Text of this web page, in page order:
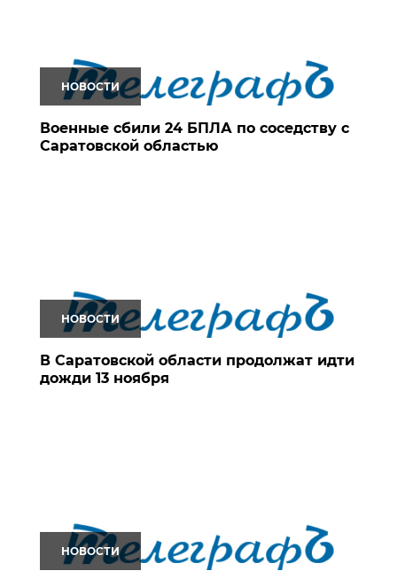
НОВОСТИ
Военные сбили 24 БПЛА по соседству с
Саратовской областью
НОВОСТИ
В Саратовской области продолжат идти
дожди 13 ноября
НОВОСТИ